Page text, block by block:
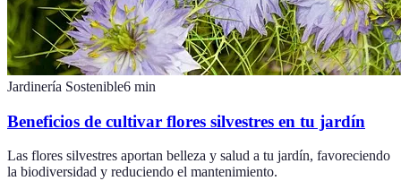
Jardinería Sostenible6 min
Beneficios de cultivar flores silvestres en tu jardín
Las flores silvestres aportan belleza y salud a tu jardín, favoreciendo
la biodiversidad y reduciendo el mantenimiento.